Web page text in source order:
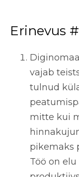
Erinevus
vajab
tulnud
mitte kui
pikemaks
Töö on